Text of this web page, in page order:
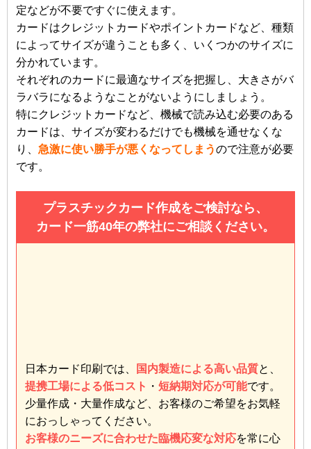
定などが不要ですぐに使えます。
カードはクレジットカードやポイントカードなど、種類
によってサイズが違うことも多く、いくつかのサイズに
分かれています。
それぞれのカードに最適なサイズを把握し、大きさがバ
ラバラになるようなことがないようにしましょう。
特にクレジットカードなど、機械で読み込む必要のある
カードは、サイズが変わるだけでも機械を通せなくな
り、 急激に使い勝手が悪くなってしまうので注意が必要
です。
プラスチックカード作成をご検討なら、
カード一筋40年の弊社にご相談ください。
日本カード印刷では、 国内製造による高い品質と、
提携工場による低コスト ・ 短納期対応が可能です。
少量作成・大量作成など、お客様のご希望をお気軽
におっしゃってください。
お客様のニーズに合わせた臨機応変な対応を常に心